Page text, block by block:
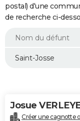
Essais
Réserver un essai
Citadines
Berlines
SUV
Forum auto
+
HIGH-TECH
BRICOLAGE
WEEK-END
Alimentation
Guide de la santé
Maladies
Médicaments
Sommeil
VOYAGE
postal) d'une
de recherche ci-
Josue
Créer une cagnotte